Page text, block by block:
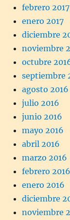
febrero 2017
enero 2017
diciembre
noviembre
octubre
septiembre
agosto 2016
julio 2016
junio 2016
mayo 2016
abril 2016
marzo 2016
febrero 2016
enero 2016
diciembre
noviembre